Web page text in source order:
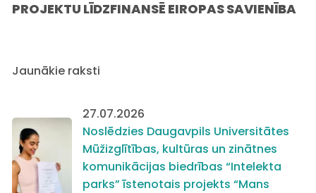
PROJEKTU LĪDZFINANSĒ EIROPAS SAVIENĪBA
Jaunākie raksti
27.07.2026
Noslēdzies Daugavpils Universitātes
Mūžizglītības, kultūras un zinātnes
komunikācijas biedrības “Intelekta
parks” īstenotais projekts “Mans